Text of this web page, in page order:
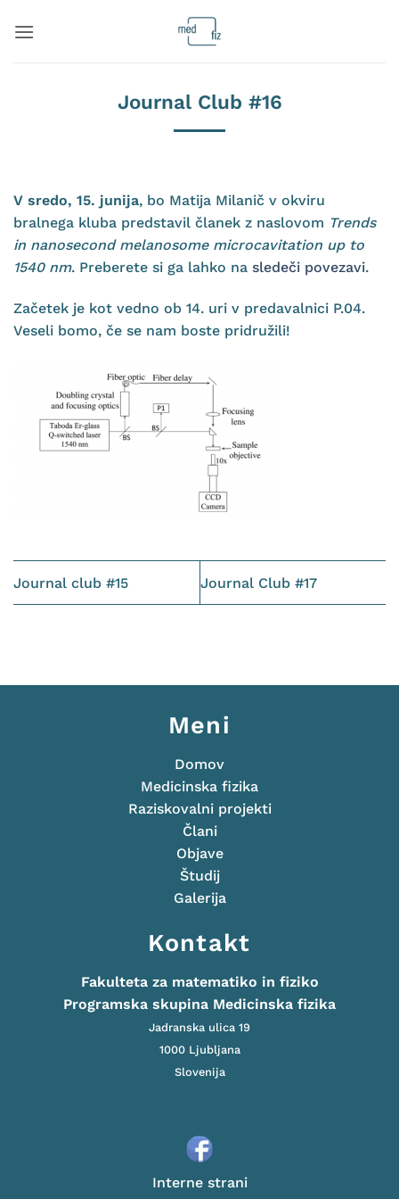
na
Journal Club #16
V sredo, 15. junija, bo Matija Milanič v okviru
bralnega kluba predstavil članek z naslovom Trends
in nanosecond melanosome microcavitation up to
1540 nm. Preberete si ga lahko na sledeči povezavi.
Začetek je kot vedno ob 14. uri v predavalnici P.04.
Veseli bomo, če se nam boste pridružili!
Journal club #15 Journal Club #17
Meni
Domov
Medicinska fizika
Raziskovalni projekti
Člani
Objave
Študij
Galerija
Kontakt
Fakulteta za matematiko in fiziko
Programska skupina Medicinska fizika
Jadranska ulica 19
1000 Ljubljana
Slovenija
Interne strani